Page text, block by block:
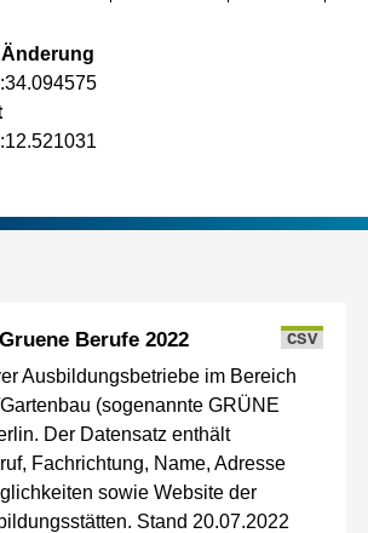
Änderung
Berufe 2022 CSV
Ausbildungsbetriebe im Bereich
(sogenannte GRÜNE
Der Datensatz enthält
Fachrichtung, Name, Adresse
sowie Website der
Stand 20.07.2022